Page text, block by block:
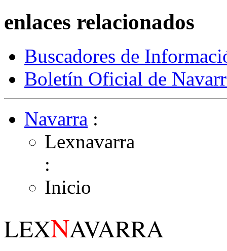
enlaces relacionados
Buscadores de
Boletín Oficial de
Navarra :
Lexnavarra
:
Inicio
LEXNAVARRA